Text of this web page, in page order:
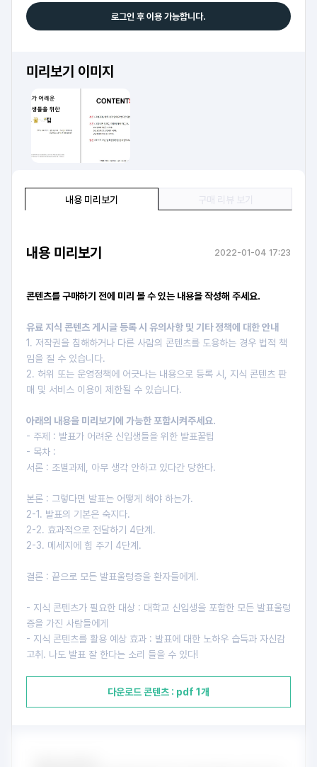
로그인 후 이용 가능합니다.
내용 미리보기
내용 미리보기 2022-01-04 17:23
콘텐츠를 구매하기 전에 미리 볼 수 있는 내용을 작성해 주세요.
유료 지식 콘텐츠 게시글 등록 시 유의사항 및 기타 정책에 대한 안내
1. 저작권을 침해하거나 다른 사람의 콘텐츠를 도용하는 경우 법적 책
임을 질 수 있습니다.
2. 허위 또는 운영정책에 어긋나는 내용으로 등록 시, 지식 콘텐츠 판
매 및 서비스 이용이 제한될 수 있습니다.
아래의 내용을 미리보기에 가능한 포함시켜주세요.
- 주제 : 발표가 어려운 신입생들을 위한 발표꿀팁
- 목차 :
서론 : 조별과제, 아무 생각 안하고 있다간 당한다.
본론 : 그렇다면 발표는 어떻게 해야 하는가.
2-1. 발표의 기본은 숙지다.
2-2. 효과적으로 전달하기 4단계.
2-3. 메세지에 힘 주기 4단계.
결론 : 끝으로 모든 발표울렁증을 환자들에게.
- 지식 콘텐츠가 필요한 대상 : 대학교 신입생을 포함한 모든 발표울렁
증을 가진 사람들에게
- 지식 콘텐츠를 활용 예상 효과 : 발표에 대한 노하우 습득과 자신감
고취. 나도 발표 잘 한다는 소리 들을 수 있다!
다운로드 콘텐츠 : pdf 1개
미리보기 이미지